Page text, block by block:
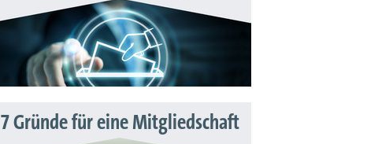
7 Gründe für eine Mitgliedschaft